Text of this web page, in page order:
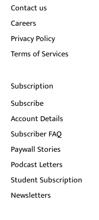
Contact us
Careers
Privacy Policy
Terms of Services
Subscription
Subscribe
Account Details
Subscriber FAQ
Paywall Stories
Podcast Letters
Student Subscription
Newsletters